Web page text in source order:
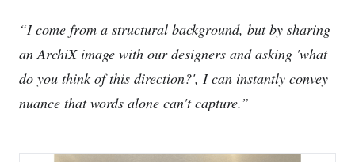
“I come from a structural background, but by sharing
an ArchiX image with our designers and asking 'what
do you think of this direction?', I can instantly convey
nuance that words alone can't capture.”